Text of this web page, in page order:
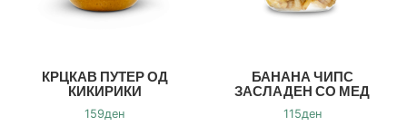
КРЦКАВ ПУТЕР ОД
КИКИРИКИ
159ден
БАНАНА ЧИПС
ЗАСЛАДЕН СО МЕД
115ден